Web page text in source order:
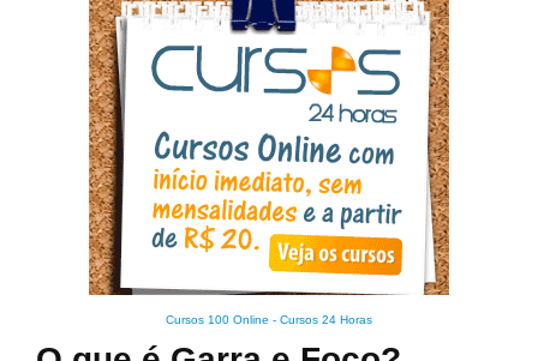
Cursos 100 Online - Cursos 24 Horas